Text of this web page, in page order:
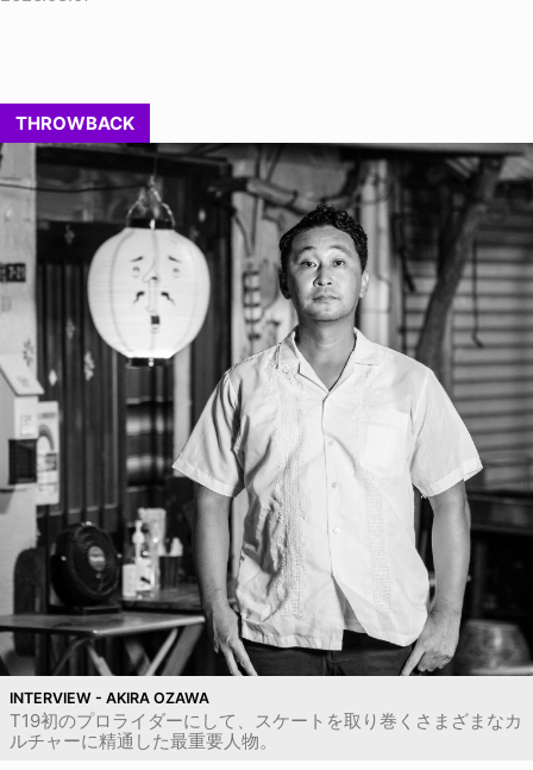
THROWBACK
INTERVIEW - AKIRA OZAWA
T19初のプロライダーにして、スケートを取り巻くさまざまなカ
ルチャーに精通した最重要人物。